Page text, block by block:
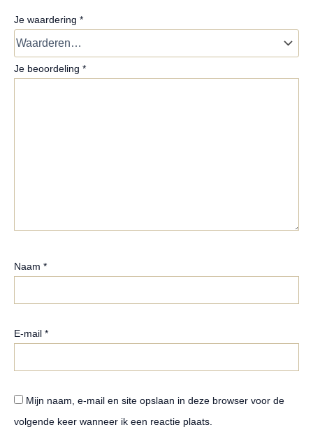
Je waardering *
Je beoordeling *
Naam *
E-mail *
Mijn naam, e-mail en site opslaan in deze browser voor de
volgende keer wanneer ik een reactie plaats.